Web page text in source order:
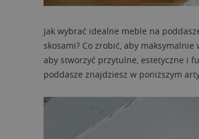
Jak wybrać idealne meble na
skosami? Co zrobić, aby
aby stworzyć przytulne, estetyczne i
poddasze znajdziesz w poniższym